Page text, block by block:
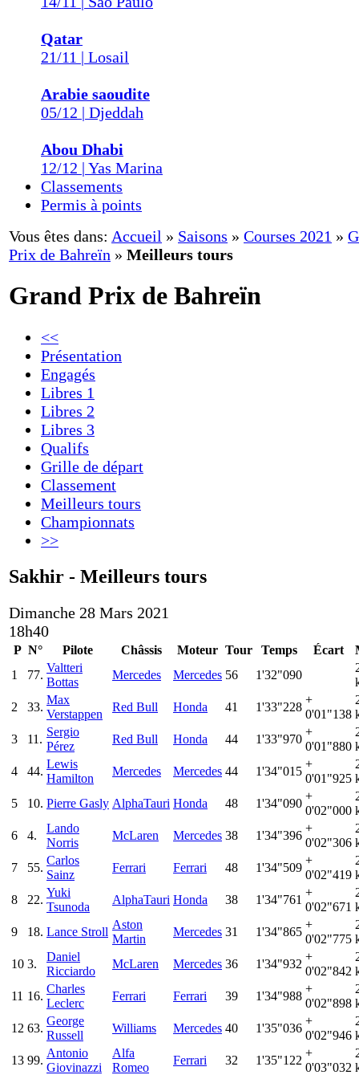
Qatar
21/11 | Losail
Arabie saoudite
05/12 | Djeddah
Abou Dhabi
12/12 | Yas Marina
Classements
Permis à points
Vous êtes dans: Accueil » Saisons » Courses 2021 »
Prix de Bahreïn » Meilleurs tours
Grand Prix de Bahreïn
<<
Présentation
Engagés
Libres 1
Libres 2
Libres 3
Qualifs
Grille de départ
Classement
Meilleurs tours
Championnats
>>
Sakhir - Meilleurs tours
Dimanche 28 Mars 2021
18h40
P N° Pilote Châssis Moteur Tour Temps Écart
1
77.
Valtteri
Bottas
Mercedes Mercedes 56 1'32"090
2
33.
Max
Verstappen
Red Bull Honda 41 1'33"228
+
0'01"138
3
11.
Sergio
Pérez
Red Bull Honda 44 1'33"970
+
0'01"880
4
44.
Lewis
Hamilton
Mercedes Mercedes 44 1'34"015
+
0'01"925
5
10. Pierre Gasly AlphaTauri Honda 48 1'34"090
+
0'02"000
6
4.
Lando
Norris
McLaren Mercedes 38 1'34"396
+
0'02"306
7
55.
Carlos
Sainz
Ferrari Ferrari 48 1'34"509
+
0'02"419
8
22.
Yuki
Tsunoda
AlphaTauri Honda 38 1'34"761
+
0'02"671
9
18. Lance Stroll
Aston
Martin
Mercedes 31 1'34"865
+
0'02"775
10 3.
Daniel
Ricciardo
McLaren Mercedes 36 1'34"932
+
0'02"842
11 16.
Charles
Leclerc
Ferrari Ferrari 39 1'34"988
+
0'02"898
12 63.
George
Russell
Williams Mercedes 40 1'35"036
+
0'02"946
13 99.
Antonio
Giovinazzi
Alfa
Romeo
Ferrari 32 1'35"122
+
0'03"032